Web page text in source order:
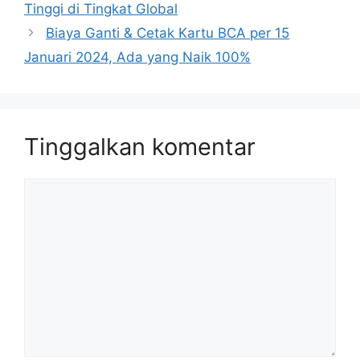
Tinggi di Tingkat Global
Biaya Ganti & Cetak Kartu BCA per 15
Januari 2024, Ada yang Naik 100%
Tinggalkan komentar